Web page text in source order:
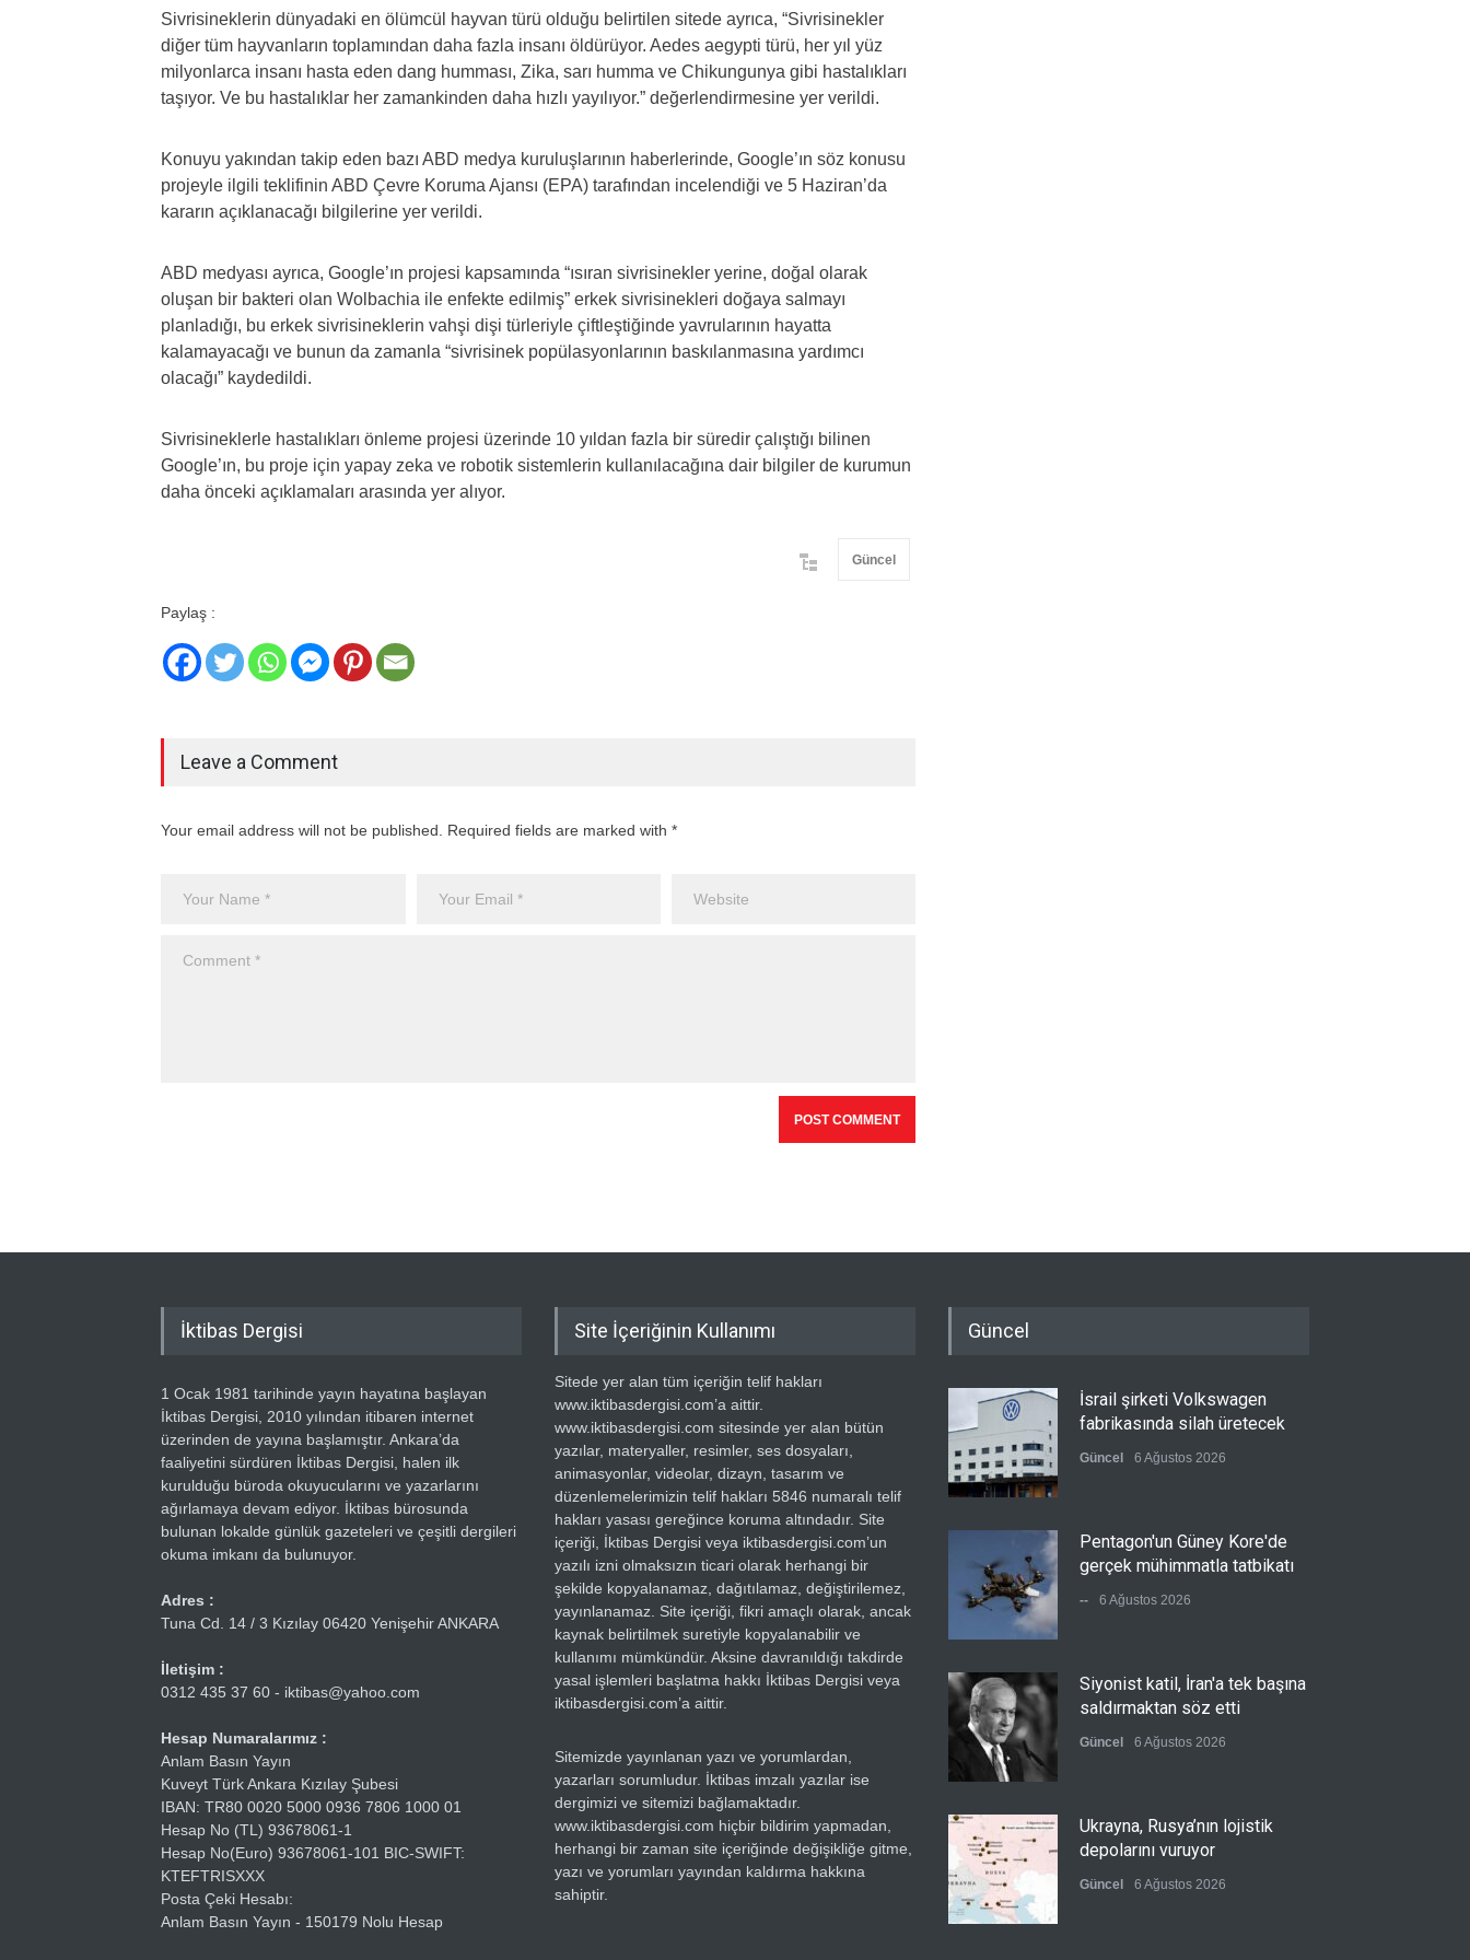
Sivrisineklerin dünyadaki en ölümcül hayvan türü olduğu belirtilen sitede ayrıca, “Sivrisinekler
diğer tüm hayvanların toplamından daha fazla insanı öldürüyor. Aedes aegypti türü, her yıl yüz
milyonlarca insanı hasta eden dang humması, Zika, sarı humma ve Chikungunya gibi hastalıkları
taşıyor. Ve bu hastalıklar her zamankinden daha hızlı yayılıyor.” değerlendirmesine yer verildi.
Konuyu yakından takip eden bazı ABD medya kuruluşlarının haberlerinde, Google’ın söz konusu
projeyle ilgili teklifinin ABD Çevre Koruma Ajansı (EPA) tarafından incelendiği ve 5 Haziran’da
kararın açıklanacağı bilgilerine yer verildi.
ABD medyası ayrıca, Google’ın projesi kapsamında “ısıran sivrisinekler yerine, doğal olarak
oluşan bir bakteri olan Wolbachia ile enfekte edilmiş” erkek sivrisinekleri doğaya salmayı
planladığı, bu erkek sivrisineklerin vahşi dişi türleriyle çiftleştiğinde yavrularının hayatta
kalamayacağı ve bunun da zamanla “sivrisinek popülasyonlarının baskılanmasına yardımcı
olacağı” kaydedildi.
Sivrisineklerle hastalıkları önleme projesi üzerinde 10 yıldan fazla bir süredir çalıştığı bilinen
Google’ın, bu proje için yapay zeka ve robotik sistemlerin kullanılacağına dair bilgiler de kurumun
daha önceki açıklamaları arasında yer alıyor.
Güncel
Paylaş :
Leave a Comment
Your email address will not be published. Required fields are marked with *
İktibas Dergisi
1 Ocak 1981 tarihinde yayın hayatına başlayan
İktibas Dergisi, 2010 yılından itibaren internet
üzerinden de yayına başlamıştır. Ankara’da
faaliyetini sürdüren İktibas Dergisi, halen ilk
kurulduğu büroda okuyucularını ve yazarlarını
ağırlamaya devam ediyor. İktibas bürosunda
bulunan lokalde günlük gazeteleri ve çeşitli dergileri
okuma imkanı da bulunuyor.
Adres :
Tuna Cd. 14 / 3 Kızılay 06420 Yenişehir ANKARA
İletişim :
0312 435 37 60 - iktibas@yahoo.com
Hesap Numaralarımız :
Anlam Basın Yayın
Kuveyt Türk Ankara Kızılay Şubesi
IBAN: TR80 0020 5000 0936 7806 1000 01
Hesap No (TL) 93678061-1
Hesap No(Euro) 93678061-101 BIC-SWIFT:
KTEFTRISXXX
Posta Çeki Hesabı:
Anlam Basın Yayın - 150179 Nolu Hesap
Site İçeriğinin Kullanımı
Sitede yer alan tüm içeriğin telif hakları
www.iktibasdergisi.com’a aittir.
www.iktibasdergisi.com sitesinde yer alan bütün
yazılar, materyaller, resimler, ses dosyaları,
animasyonlar, videolar, dizayn, tasarım ve
düzenlemelerimizin telif hakları 5846 numaralı telif
hakları yasası gereğince koruma altındadır. Site
içeriği, İktibas Dergisi veya iktibasdergisi.com’un
yazılı izni olmaksızın ticari olarak herhangi bir
şekilde kopyalanamaz, dağıtılamaz, değiştirilemez,
yayınlanamaz. Site içeriği, fikri amaçlı olarak, ancak
kaynak belirtilmek suretiyle kopyalanabilir ve
kullanımı mümkündür. Aksine davranıldığı takdirde
yasal işlemleri başlatma hakkı İktibas Dergisi veya
iktibasdergisi.com’a aittir.
Sitemizde yayınlanan yazı ve yorumlardan,
yazarları sorumludur. İktibas imzalı yazılar ise
dergimizi ve sitemizi bağlamaktadır.
www.iktibasdergisi.com hiçbir bildirim yapmadan,
herhangi bir zaman site içeriğinde değişikliğe gitme,
yazı ve yorumları yayından kaldırma hakkına
sahiptir.
Güncel
İsrail şirketi Volkswagen
fabrikasında silah üretecek
Güncel 6 Ağustos 2026
Pentagon'un Güney Kore'de
gerçek mühimmatla tatbikatı
-- 6 Ağustos 2026
Siyonist katil, İran'a tek başına
saldırmaktan söz etti
Güncel 6 Ağustos 2026
Ukrayna, Rusya’nın lojistik
depolarını vuruyor
Güncel 6 Ağustos 2026